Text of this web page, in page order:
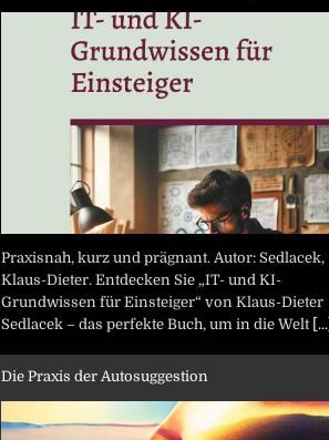
Praxisnah, kurz und prägnant. Autor: Sedlacek,
Klaus-Dieter. Entdecken Sie „IT- und KI-
Grundwissen für Einsteiger“ von Klaus-Dieter
Sedlacek – das perfekte Buch, um in die Welt [...]
Die Praxis der Autosuggestion